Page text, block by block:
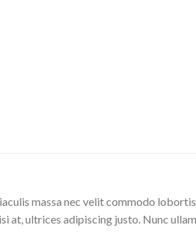
massa nec velit commodo
at, ultrices adipiscing justo. Nunc